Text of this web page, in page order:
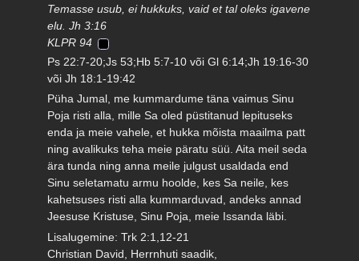
Temasse usub, ei hukkuks, vaid et tal oleks igavene
elu. Jh 3:16
KLPR 94
Ps 22:7-20;Js 53;Hb 5:7-10 või Gl 6:14;Jh 19:16-30
või Jh 18:1-19:42
Püha Jumal, me kummardume täna vaimus Sinu
Poja risti alla, mille Sa oled püstitanud lepituseks
enda ja meie vahele, et hukka mõista maailma patt
ning avalikuks teha meie päratu süü. Aita meil seda
ära tunda ning anna meile julgust usaldada end
Sinu seletamatu armu hoolde, kes Sa neile, kes
kahetsuses risti alla kummarduvad, andeks annad
Jeesuse Kristuse, Sinu Poja, meie Issanda läbi.
Lisalugemine: Trk 2:1,12-21
Christian David, Herrnhuti saadik,